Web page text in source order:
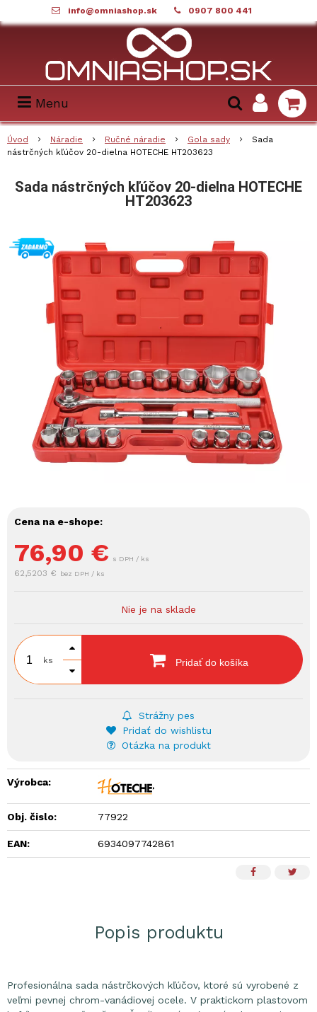
info@omniashop.sk 0907 800 441
Menu
Úvod Náradie Ručné náradie Gola sady
Sada
nástrčných kľúčov 20-dielna HOTECHE HT203623
Sada nástrčných kľúčov 20-dielna HOTECHE
HT203623
Cena na e-shope:
76,90 € s DPH / ks
62,5203 € bez DPH / ks
Nie je na sklade
ks Pridať do košíka
Strážny pes
Pridať do wishlistu
Otázka na produkt
Výrobca:
Obj. čislo: 77922
EAN: 6934097742861
Popis produktu
Profesionálna sada nástrčkových kľúčov, ktoré sú vyrobené z
veľmi pevnej chrom-vanádiovej ocele. V praktickom plastovom